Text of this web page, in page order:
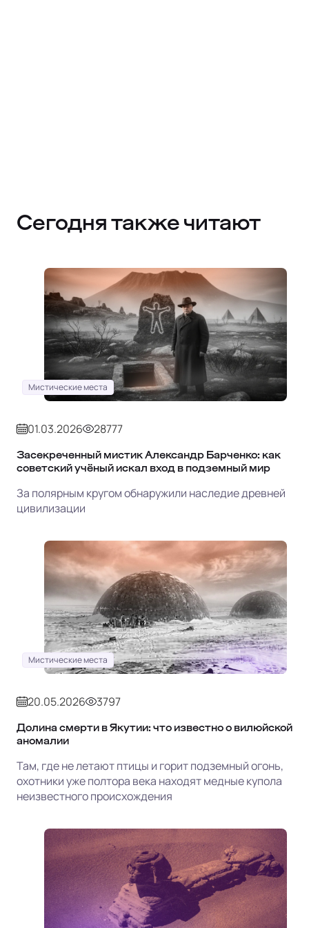
Сегодня также читают
Мистические места
01.03.2026 28777
Засекреченный мистик Александр Барченко: как
советский учёный искал вход в подземный мир
За полярным кругом обнаружили наследие древней
цивилизации
Мистические места
20.05.2026 3797
Долина смерти в Якутии: что известно о вилюйской
аномалии
Там, где не летают птицы и горит подземный огонь,
охотники уже полтора века находят медные купола
неизвестного происхождения